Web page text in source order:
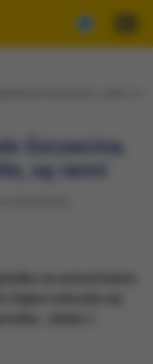
Szczecina.
są ranni